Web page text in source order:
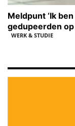
Meldpunt ‘Ik
gedupeerden
WERK & STUDIE